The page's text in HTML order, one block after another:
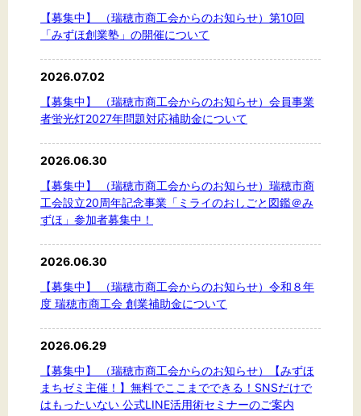
【募集中】 （瑞穂市商工会からのお知らせ）第10回
「みずほ創業塾」の開催について
2026.07.02
【募集中】 （瑞穂市商工会からのお知らせ）会員事業
者蛍光灯2027年問題対応補助金について
2026.06.30
【募集中】 （瑞穂市商工会からのお知らせ）瑞穂市商
工会設立20周年記念事業「ミライのおしごと図鑑＠み
ずほ」参加者募集中！
2026.06.30
【募集中】 （瑞穂市商工会からのお知らせ）令和８年
度 瑞穂市商工会 創業補助金について
2026.06.29
【募集中】 （瑞穂市商工会からのお知らせ）【みずほ
まちゼミ主催！】無料でここまでできる！SNSだけで
はもったいない 公式LINE活用術セミナーのご案内